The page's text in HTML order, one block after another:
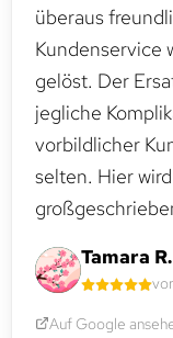
überaus
Kundenservice
gelöst. Der
jegliche
vorbildlicher
selten. Hier
Tamara
Auf Google